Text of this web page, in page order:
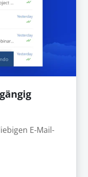
E-Mail-